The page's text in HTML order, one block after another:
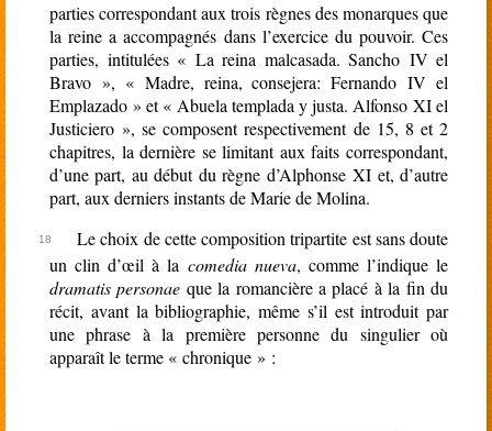
parties correspondant aux trois règnes des monarques que
la reine a accompagnés dans l’exercice du pouvoir. Ces
parties, intitulées « La reina malcasada. Sancho IV el
Bravo », « Madre, reina, consejera: Fernando IV el
Emplazado » et « Abuela templada y justa. Alfonso XI el
Justiciero », se composent respectivement de 15, 8 et 2
chapitres, la dernière se limitant aux faits correspondant,
d’une part, au début du règne d’Alphonse XI et, d’autre
part, aux derniers instants de Marie de Molina.
Le choix de cette composition tripartite est sans doute
un clin d’œil à la comedia nueva, comme l’indique le
dramatis personae que la romancière a placé à la fin du
récit, avant la bibliographie, même s’il est introduit par
une phrase à la première personne du singulier où
apparaît le terme « chronique » :